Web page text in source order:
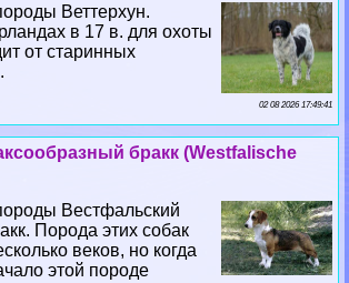
Веттерхун.
в 17 в. для охоты
от старинных
02 08 2026 17:49:41
бpaкк (Westfalische
Вестфальский
Порода этих собак
веков, но когда
этой породе